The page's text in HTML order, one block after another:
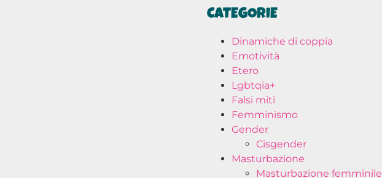
CATEGORIE
Dinamiche di coppia
Emotività
Etero
Lgbtqia+
Falsi miti
Femminismo
Gender
Cisgender
Masturbazione
Masturbazione femminile